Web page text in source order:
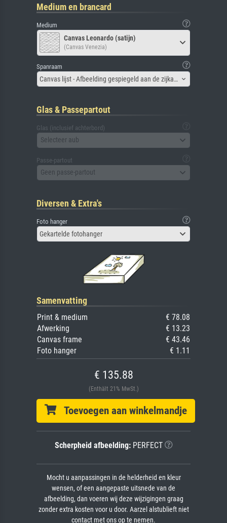
Medium en brancard
Medium
Canvas Leonardo (satijn)
(Canvas Venezia)
Spanraam
Canvas lijst - Afbeelding gespiegeld aan de zijkant
Glas & Passepartout
Glas (inclusief achterbord)
Selecteer aub
Passe-partout
Geen passe-partout
Diversen & Extra's
Foto hanger
Gekartelde fotohanger
Samenvatting
Print & medium
€ 78.08
Afwerking
€ 13.23
Canvas frame
€ 43.46
Foto hanger
€ 1.11
€ 135.88
(Enthält 21% MwSt.)
Toevoegen aan winkelmandje
Scherpheid afbeelding:PERFECT
Mocht u aanpassingen in de helderheid en kleur
wensen, of een aangepaste uitsnede van de
afbeelding, dan voeren wij deze wijzigingen graag
zonder extra kosten voor u door. Aarzel alstublieft niet
contact met ons op te nemen.